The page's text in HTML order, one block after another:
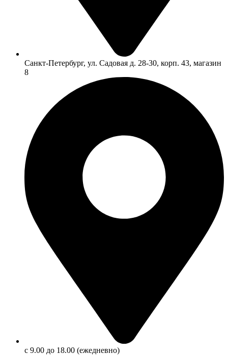
Санкт-Петербург, ул. Садовая д. 28-30, корп. 43, магазин
8
с 9.00 до 18.00 (ежедневно)